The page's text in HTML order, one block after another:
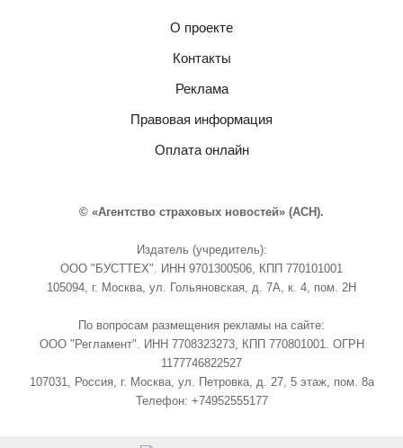
О проекте
Контакты
Реклама
Правовая информация
Оплата онлайн
© «Агентство страховых новостей» (АСН).
Издатель (учредитель):
ООО "БУСТТЕХ". ИНН 9701300506, КПП 770101001
105094, г. Москва, ул. Гольяновская, д. 7А, к. 4, пом. 2Н
По вопросам размещения рекламы на сайте:
ООО "Регламент". ИНН 7708323273, КПП 770801001. ОГРН
1177746822527
107031, Россия, г. Москва, ул. Петровка, д. 27, 5 этаж, пом. 8а
Телефон: +74952555177